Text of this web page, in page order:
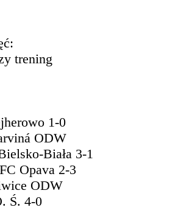
trening
1-0
ODW
Biała 3-1
Opava 2-3
ODW
Ś. 4-0